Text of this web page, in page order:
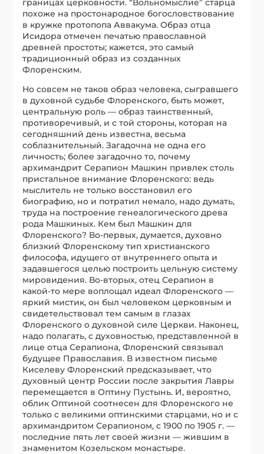
границах церковности. “Вольномыслие” старца
похоже на простонародное богословствование
в кружке протопопа Аввакума. Образ отца
Исидора отмечен печатью православной
древней простоты; кажется, это самый
традиционный образ из созданных
Флоренским.
Но совсем не таков образ человека, сыгравшего
в духовной судьбе Флоренского, быть может,
центральную роль — образ таинственный,
противоречивый, и с той стороны, которая на
сегодняшний день известна, весьма
соблазнительный. Загадочна не одна его
личность; более загадочно то, почему
архимандрит Серапион Машкин привлек столь
пристальное внимание Флоренского: ведь
мыслитель не только восстановил его
биографию, но и потратил немало, надо думать,
труда на построение генеалогического древа
рода Машкиных. Кем был Машкин для
Флоренского? Во-первых, думается, духовно
близкий Флоренскому тип христианского
философа, идущего от внутреннего опыта и
задавшегося целью построить цельную систему
мировидения. Во-вторых, отец Серапион в
какой-то мере воплощал идеал Флоренского —
яркий мистик, он был человеком церковным и
свидетельствовал тем самым в глазах
Флоренского о духовной силе Церкви. Наконец,
надо полагать, с духовностью, представленной в
лице отца Серапиона, Флоренский связывал
будущее Православия. В известном письме
Киселеву Флоренский предсказывает, что
духовный центр России после закрытия Лавры
перемещается в Оптину Пустынь. И, вероятно,
облик Оптиной соотнесен для Флоренского не
только с великими оптинскими старцами, но и с
архимандритом Серапионом, с 1900 по 1905 г. —
последние пять лет своей жизни — жившим в
знаменитом Козельском монастыре.